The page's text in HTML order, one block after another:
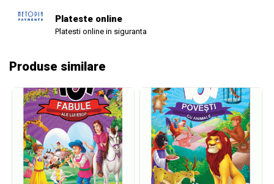
Plateste online
Platesti online in siguranta
Produse similare